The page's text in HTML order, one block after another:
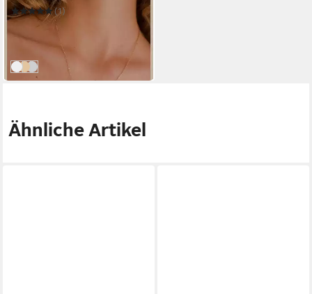
(1)
29,99 € UVP
-25%
in 5-6 Werktagen bei dir
RoséGoldSilber
Ähnliche Artikel